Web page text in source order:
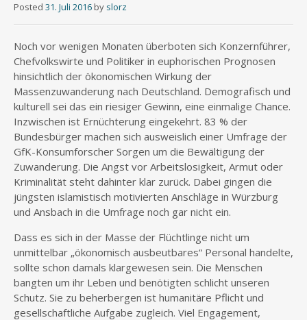
Posted 31. Juli 2016 by slorz
Noch vor wenigen Monaten überboten sich Konzernführer,
Chefvolkswirte und Politiker in euphorischen Prognosen
hinsichtlich der ökonomischen Wirkung der
Massenzuwanderung nach Deutschland. Demografisch und
kulturell sei das ein riesiger Gewinn, eine einmalige Chance.
Inzwischen ist Ernüchterung eingekehrt. 83 % der
Bundesbürger machen sich ausweislich einer Umfrage der
GfK-Konsumforscher Sorgen um die Bewältigung der
Zuwanderung. Die Angst vor Arbeitslosigkeit, Armut oder
Kriminalität steht dahinter klar zurück. Dabei gingen die
jüngsten islamistisch motivierten Anschläge in Würzburg
und Ansbach in die Umfrage noch gar nicht ein.
Dass es sich in der Masse der Flüchtlinge nicht um
unmittelbar „ökonomisch ausbeutbares“ Personal handelte,
sollte schon damals klargewesen sein. Die Menschen
bangten um ihr Leben und benötigten schlicht unseren
Schutz. Sie zu beherbergen ist humanitäre Pflicht und
gesellschaftliche Aufgabe zugleich. Viel Engagement,